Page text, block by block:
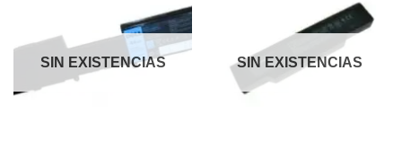
Añadir
a la
lista de
deseos
SIN EXISTENCIAS
Añadir
a la
lista de
deseos
SIN EXISTENCIAS